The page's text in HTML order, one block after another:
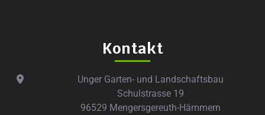
Kontakt
Unger Garten- und Landschaftsbau
Schulstrasse 19
96529 Mengersgereuth-Hämmern